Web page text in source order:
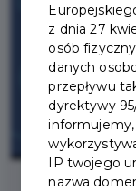
z dnia 27
osób
danych
przepływu
dyrektywy
IP twojego
nazwa